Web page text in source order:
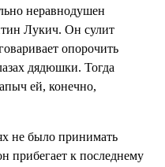
неравнодушен
Лукич. Он сулит
опорочить
дядюшки. Тогда
ей, конечно,
не было принимать
прибегает к последнему